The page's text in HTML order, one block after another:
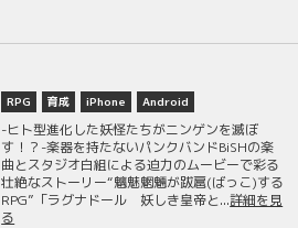
RPG 育成 iPhone Android
-ヒト型進化した妖怪たちがニンゲンを滅ぼ
す！？-楽器を持たないパンクバンドBiSHの楽
曲とスタジオ白組による迫力のムービーで彩る
壮絶なストーリー“魑魅魍魎が跋扈(ばっこ)する
RPG”「ラグナドール 妖しき皇帝と...詳細を見
る